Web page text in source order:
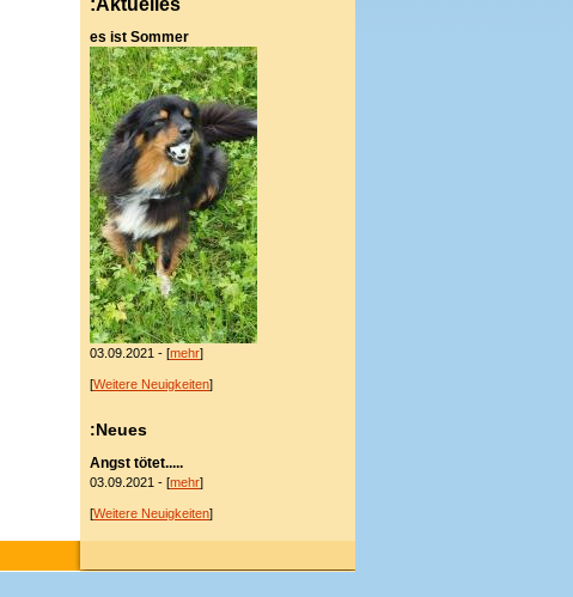
:Aktuelles
es ist Sommer
03.09.2021 - [mehr]
[Weitere Neuigkeiten]
:Neues
Angst tötet.....
03.09.2021 - [mehr]
[Weitere Neuigkeiten]